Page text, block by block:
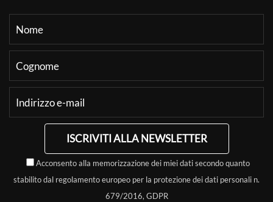
ISCRIVITI ALLA NEWSLETTER
Acconsento alla memorizzazione dei miei dati secondo quanto
stabilito dal regolamento europeo per la protezione dei dati personali n.
679/2016, GDPR